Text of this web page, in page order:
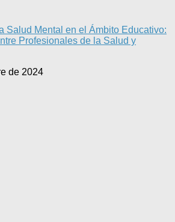
Salud Mental en el Ámbito Educativo:
Profesionales de la Salud y
de 2024